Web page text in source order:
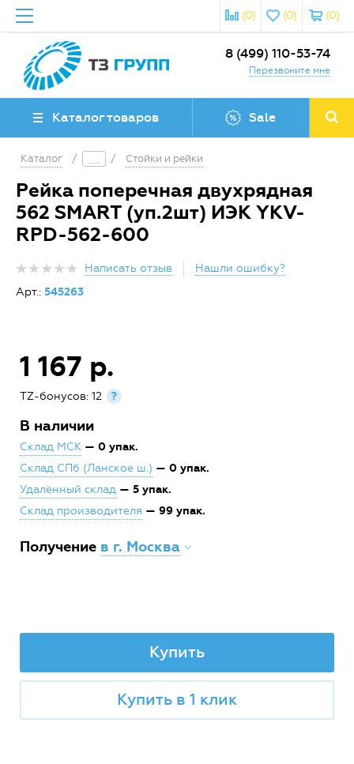
(0)
(0)
(0)
8 (499) 110-53-74
Перезвоните мне
Каталог товаров Sale
Каталог / / Стойки и рейки
Рейка поперечная двухрядная
562 SMART (уп.2шт) ИЭК YKV-
RPD-562-600
Написать отзыв
Нашли ошибку?
Арт.: 545263
1 167 р.
TZ-бонусов: 12 ?
В наличии
Склад МСК — 0 упак.
Склад СПб (Ланское ш.) — 0 упак.
Удалённый склад — 5 упак.
Склад производителя — 99 упак.
Получение в г. Москва
Купить
Купить в 1 клик